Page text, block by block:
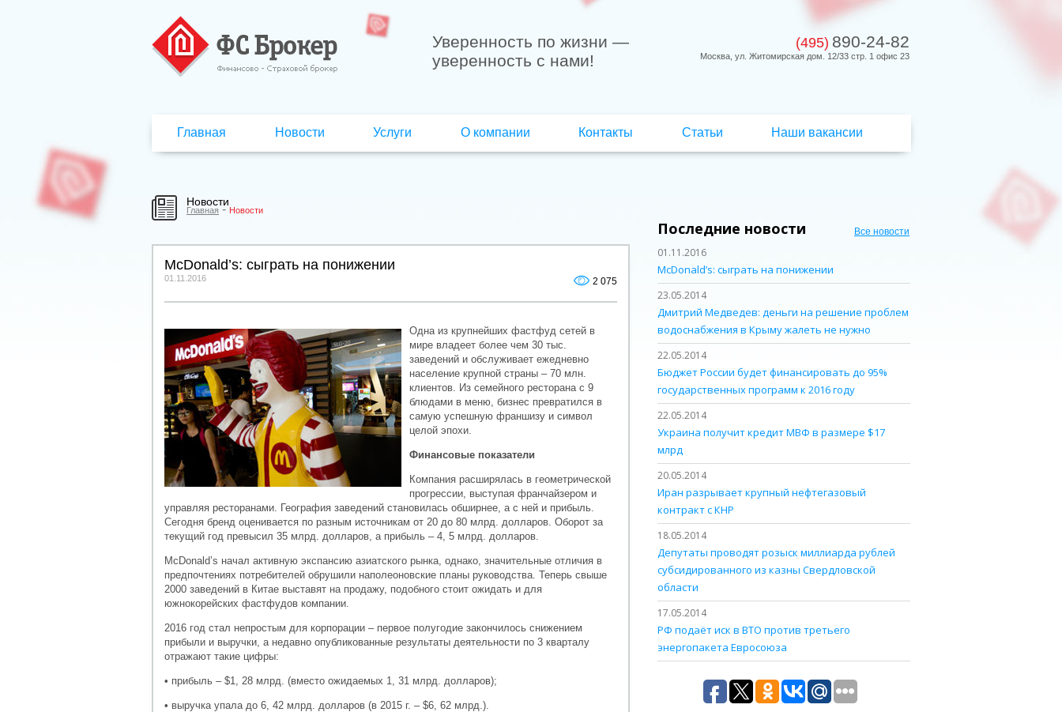
Уверенность по жизни —
уверенность с нами!
(495) 890-24-82
Москва, ул. Житомирская дом. 12/33 стр. 1 офис 23
Главная Новости Услуги О компании Контакты Статьи Наши вакансии
Новости
Главная-Новости
McDonald’s: сыграть на понижении
01.11.2016 2 075
Одна из крупнейших фастфуд сетей в
мире владеет более чем 30 тыс.
заведений и обслуживает ежедневно
население крупной страны – 70 млн.
клиентов. Из семейного ресторана с 9
блюдами в меню, бизнес превратился в
самую успешную франшизу и символ
целой эпохи.
Финансовые показатели
Компания расширялась в геометрической
прогрессии, выступая франчайзером и
управляя ресторанами. География заведений становилась обширнее, а с ней и прибыль.
Сегодня бренд оценивается по разным источникам от 20 до 80 млрд. долларов. Оборот за
текущий год превысил 35 млрд. долларов, а прибыль – 4, 5 млрд. долларов.
McDonald’s начал активную экспансию азиатского рынка, однако, значительные отличия в
предпочтениях потребителей обрушили наполеоновские планы руководства. Теперь свыше
2000 заведений в Китае выставят на продажу, подобного стоит ожидать и для
южнокорейских фастфудов компании.
2016 год стал непростым для корпорации – первое полугодие закончилось снижением
прибыли и выручки, а недавно опубликованные результаты деятельности по 3 кварталу
отражают такие цифры:
• прибыль – $1, 28 млрд. (вместо ожидаемых 1, 31 млрд. долларов);
• выручка упала до 6, 42 млрд. долларов (в 2015 г. – $6, 62 млрд.).
Последние новости Все новости
01.11.2016
McDonald’s: сыграть на понижении
23.05.2014
Дмитрий Медведев: деньги на решение проблем
водоснабжения в Крыму жалеть не нужно
22.05.2014
Бюджет России будет финансировать до 95%
государственных программ к 2016 году
22.05.2014
Украина получит кредит МВФ в размере $17
млрд
20.05.2014
Иран разрывает крупный нефтегазовый
контракт с КНР
18.05.2014
Депутаты проводят розыск миллиарда рублей
субсидированного из казны Свердловской
области
17.05.2014
РФ подаёт иск в ВТО против третьего
энергопакета Евросоюза